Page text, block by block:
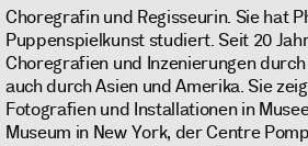
Choregrafin und Regisseurin. Sie hat
Puppenspielkunst studiert. Seit 20
Choregrafien und Inzenierungen
auch durch Asien und Amerika. Sie
Fotografien und Installationen in
Museum in New York, der Centre